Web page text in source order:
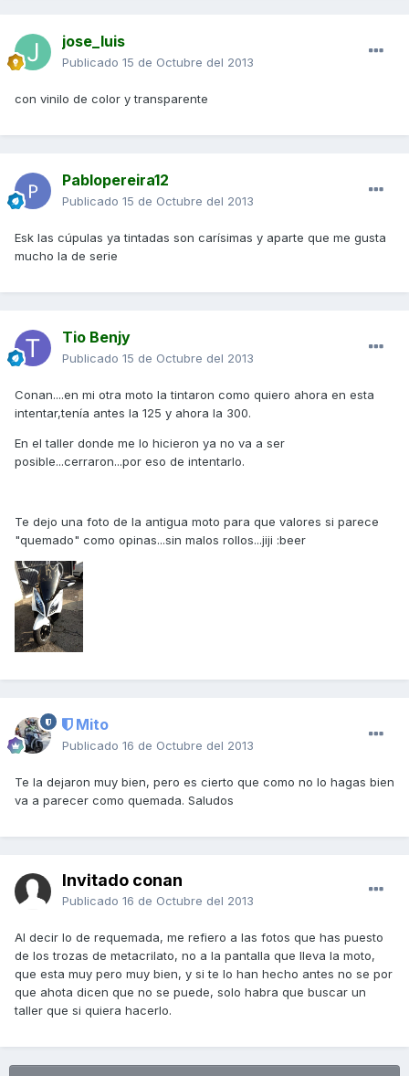
jose_luis
Publicado 15 de Octubre del 2013
con vinilo de color y transparente
Pablopereira12
Publicado 15 de Octubre del 2013
Esk las cúpulas ya tintadas son carísimas y aparte que me gusta
mucho la de serie
Tio Benjy
Publicado 15 de Octubre del 2013
Conan....en mi otra moto la tintaron como quiero ahora en esta
intentar,tenía antes la 125 y ahora la 300.
En el taller donde me lo hicieron ya no va a ser
posible...cerraron...por eso de intentarlo.
Te dejo una foto de la antigua moto para que valores si parece
"quemado" como opinas...sin malos rollos...jiji :beer
Mito
Publicado 16 de Octubre del 2013
Te la dejaron muy bien, pero es cierto que como no lo hagas bien
va a parecer como quemada. Saludos
Invitado conan
Publicado 16 de Octubre del 2013
Al decir lo de requemada, me refiero a las fotos que has puesto
de los trozas de metacrilato, no a la pantalla que lleva la moto,
que esta muy pero muy bien, y si te lo han hecho antes no se por
que ahota dicen que no se puede, solo habra que buscar un
taller que si quiera hacerlo.